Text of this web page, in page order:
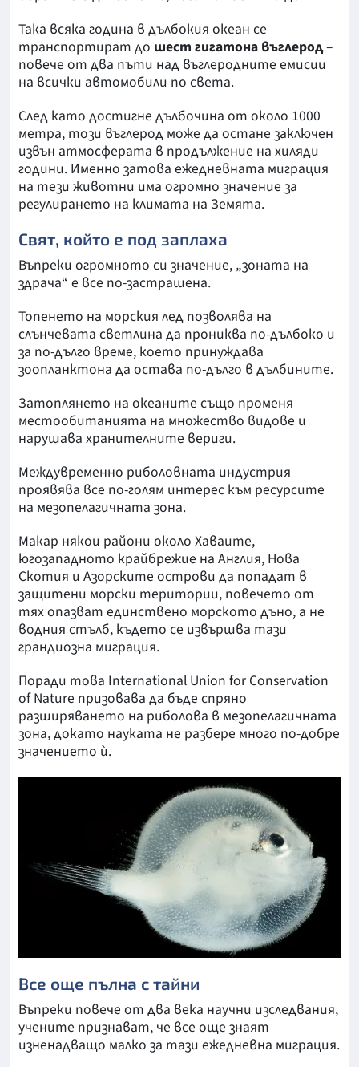
Така всяка година в дълбокия океан се
транспортират до шест гигатона въглерод–
повече от два пъти над въглеродните емисии
на всички автомобили по света.
След като достигне дълбочина от около 1000
метра, този въглерод може да остане заключен
извън атмосферата в продължение на хиляди
години. Именно затова ежедневната миграция
на тези животни има огромно значение за
регулирането на климата на Земята.
Свят, който е под заплаха
Въпреки огромното си значение, „зоната на
здрача“ е все по-застрашена.
Топенето на морския лед позволява на
слънчевата светлина да прониква по-дълбоко и
за по-дълго време, което принуждава
зоопланктона да остава по-дълго в дълбините.
Затоплянето на океаните също променя
местообитанията на множество видове и
нарушава хранителните вериги.
Междувременно риболовната индустрия
проявява все по-голям интерес към ресурсите
на мезопелагичната зона.
Макар някои райони около Хаваите,
югозападното крайбрежие на Англия, Нова
Скотия и Азорските острови да попадат в
защитени морски територии, повечето от
тях опазват единствено морското дъно, а не
водния стълб, където се извършва тази
грандиозна миграция.
Поради това International Union for Conservation
of Nature призовава да бъде спряно
разширяването на риболова в мезопелагичната
зона, докато науката не разбере много по-добре
значението ѝ.
Все още пълна с тайни
Въпреки повече от два века научни изследвания,
учените признават, че все още знаят
изненадващо малко за тази ежедневна миграция.